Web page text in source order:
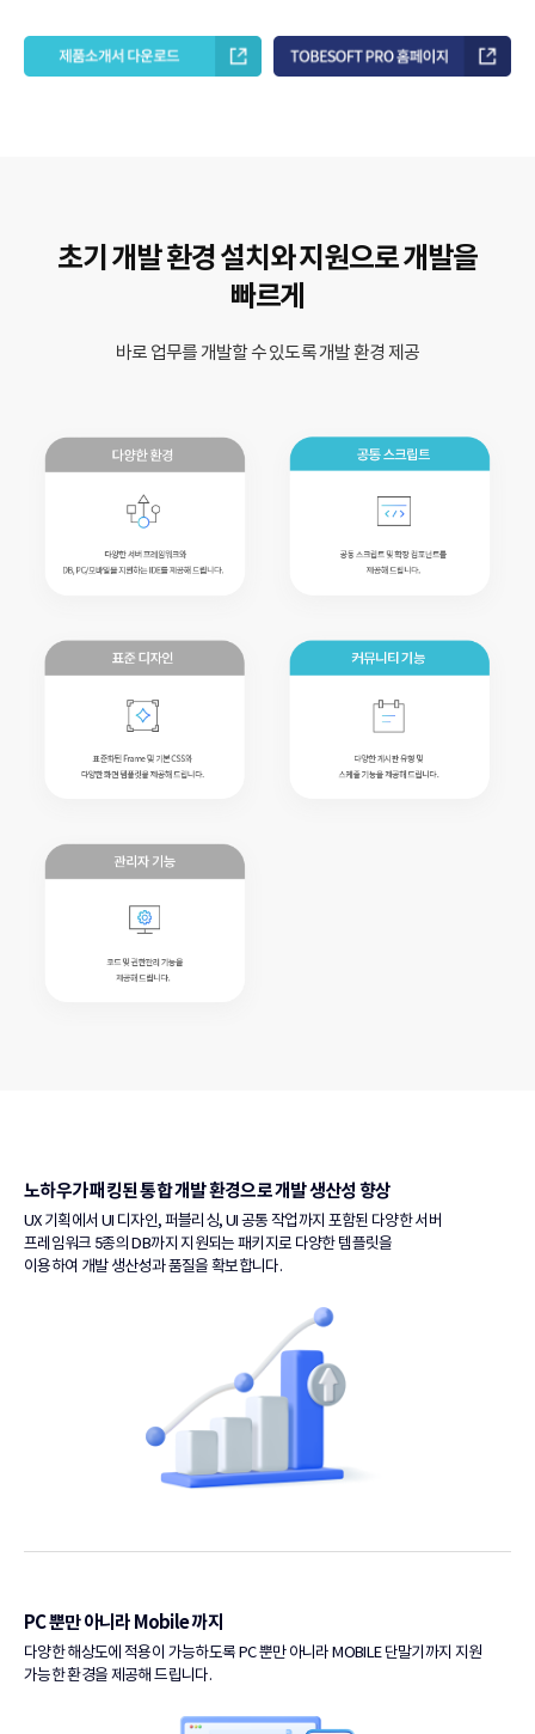
초기 개발 환경 설치와 지원으로 개발을
빠르게
바로 업무를 개발할 수 있도록 개발 환경 제공
노하우가 패킹된 통합 개발 환경으로개발 생산성 향상
UX 기획에서 UI 디자인, 퍼블리싱, UI 공통 작업까지 포함된 다양한 서버
프레임워크 5종의 DB까지 지원되는 패키지로 다양한 템플릿을
이용하여 개발 생산성과 품질을 확보합니다.
PC 뿐만 아니라Mobile 까지
다양한 해상도에 적용이 가능하도록 PC 뿐만 아니라MOBILE 단말기까지 지원
가능한 환경을 제공해 드립니다.